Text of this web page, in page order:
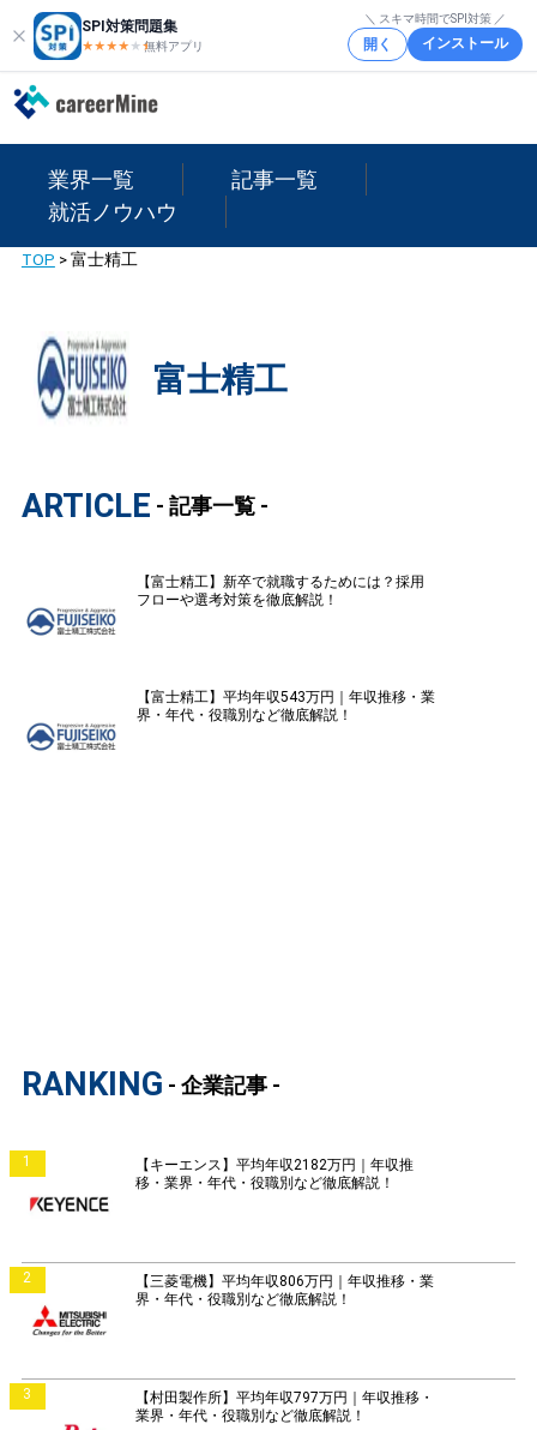
SPI対策問題集
★★★★ ★★
無料アプリ
＼ スキマ時間でSPI対策 ／
開く インストール
業界一覧
記事一覧
就活ノウハウ
TOP >富士精工
富士精工
ARTICLE - 記事一覧 -
【富士精工】新卒で就職するためには？採用
フローや選考対策を徹底解説！
【富士精工】平均年収543万円｜年収推移・業
界・年代・役職別など徹底解説！
RANKING - 企業記事 -
1
【キーエンス】平均年収2182万円｜年収推
移・業界・年代・役職別など徹底解説！
2
【三菱電機】平均年収806万円｜年収推移・業
界・年代・役職別など徹底解説！
3
【村田製作所】平均年収797万円｜年収推移・
業界・年代・役職別など徹底解説！